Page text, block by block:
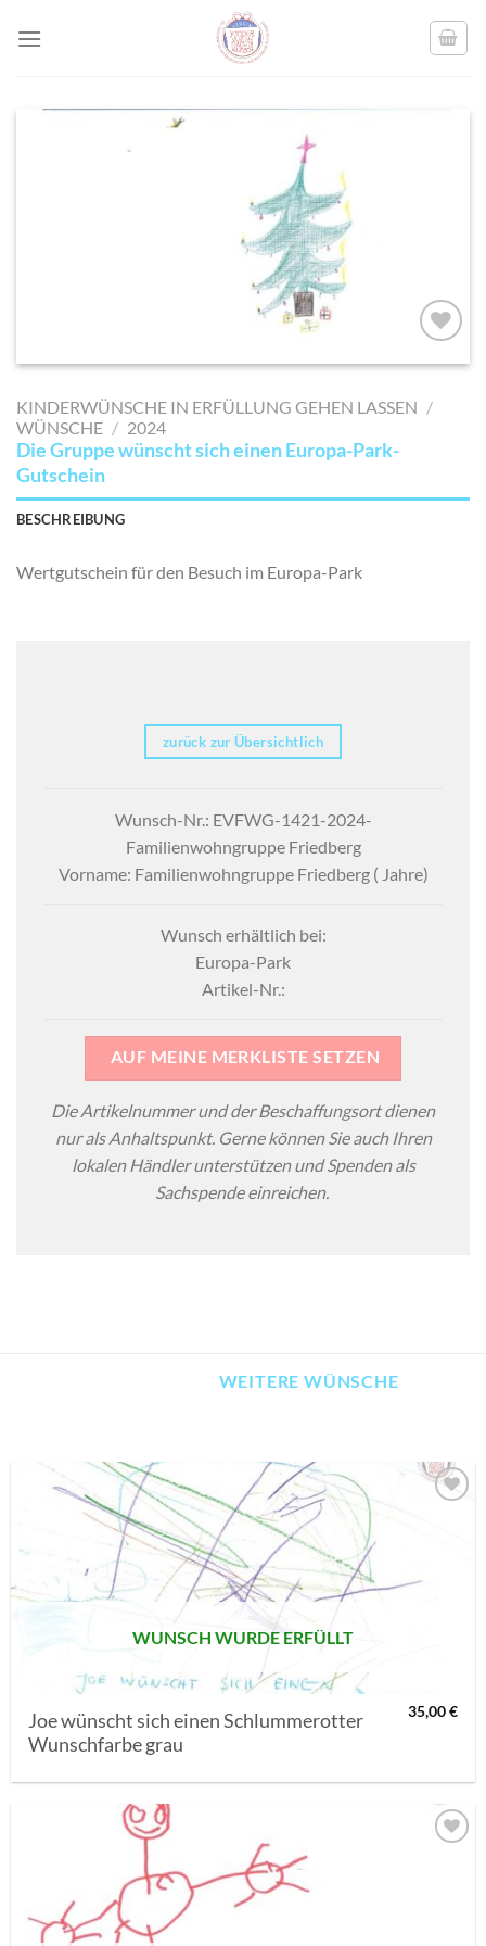
AUF MEINE
SETZEN
KINDERWÜNSCHE IN ERFÜLLUNG GEHEN LASSEN /
WÜNSCHE / 2024
Die Gruppe wünscht sich einen Europa-Park-
Gutschein
BESCHREIBUNG
Wertgutschein für den Besuch im Europa-Park
zurück zur Übersichtlich
Wunsch-Nr.: EVFWG-1421-2024-
Familienwohngruppe Friedberg
Vorname: Familienwohngruppe Friedberg ( Jahre)
Wunsch erhältlich bei:
Europa-Park
Artikel-Nr.:
AUF MEINE MERKLISTE SETZEN
Die Artikelnummer und der Beschaffungsort dienen
nur als Anhaltspunkt. Gerne können Sie auch Ihren
lokalen Händler unterstützen und Spenden als
Sachspende einreichen.
WEITERE WÜNSCHE
WUNSCH WURDE ERFÜLLT
Joe wünscht sich einen Schlummerotter
Wunschfarbe grau
35,00€